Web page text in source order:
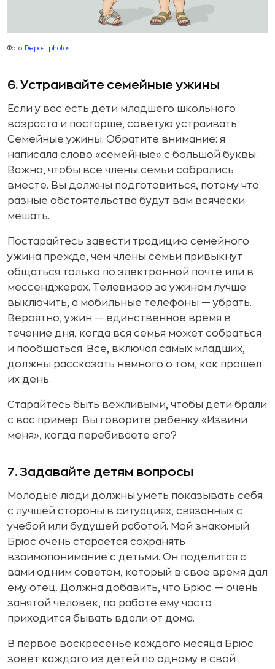
Фото: Depositphotos.
6. Устраивайте семейные ужины
Если у вас есть дети младшего школьного
возраста и постарше, советую устраивать
Семейные ужины. Обратите внимание: я
написала слово «семейные» с большой буквы.
Важно, чтобы все члены семьи собрались
вместе. Вы должны подготовиться, потому что
разные обстоятельства будут вам всячески
мешать.
Постарайтесь завести традицию семейного
ужина прежде, чем члены семьи привыкнут
общаться только по электронной почте или в
мессенджерах. Телевизор за ужином лучше
выключить, а мобильные телефоны — убрать.
Вероятно, ужин — единственное время в
течение дня, когда вся семья может собраться
и пообщаться. Все, включая самых младших,
должны рассказать немного о том, как прошел
их день.
Старайтесь быть вежливыми, чтобы дети брали
с вас пример. Вы говорите ребенку «Извини
меня», когда перебиваете его?
7. Задавайте детям вопросы
Молодые люди должны уметь показывать себя
с лучшей стороны в ситуациях, связанных с
учебой или будущей работой. Мой знакомый
Брюс очень старается сохранять
взаимопонимание с детьми. Он поделится с
вами одним советом, который в свое время дал
ему отец. Должна добавить, что Брюс — очень
занятой человек, по работе ему часто
приходится бывать вдали от дома.
В первое воскресенье каждого месяца Брюс
зовет каждого из детей по одному в свой